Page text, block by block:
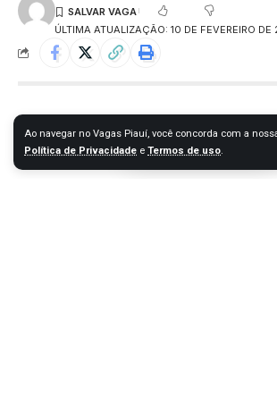
Ao navegar no Vagas Piauí, você concorda com a
Política de Privacidade e Termos de uso.
ÚLTIMA ATUALIZAÇÃO: 10 DE FEVEREIRO DE